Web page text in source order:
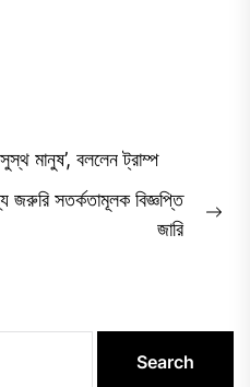
মানুষ’, বললেন ট্রাম্প
জরুরি সতর্কতামূলক বিজ্ঞপ্তি
জারি